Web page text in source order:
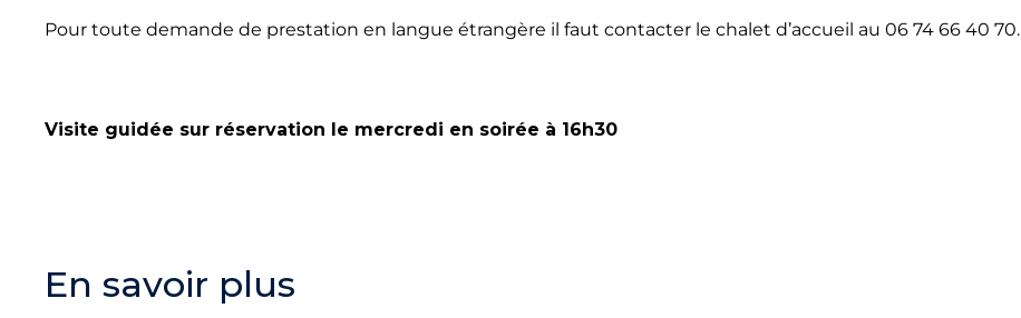
Pour toute demande de prestation en langue étrangère il faut contacter le chalet d’accueil au 06 74 66 40 70.
Visite guidée sur réservation le mercredi en soirée à 16h30
En savoir plus